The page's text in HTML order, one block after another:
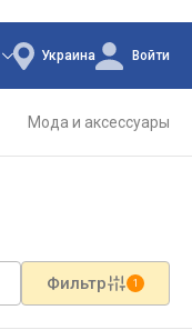
Украина Войти
Мода и аксессуары
Фильтр 1